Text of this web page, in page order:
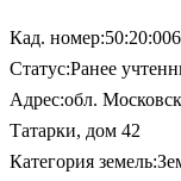
Кад.
Статус:Ранее
Адрес:обл.
Татарки, дом 42
Категория